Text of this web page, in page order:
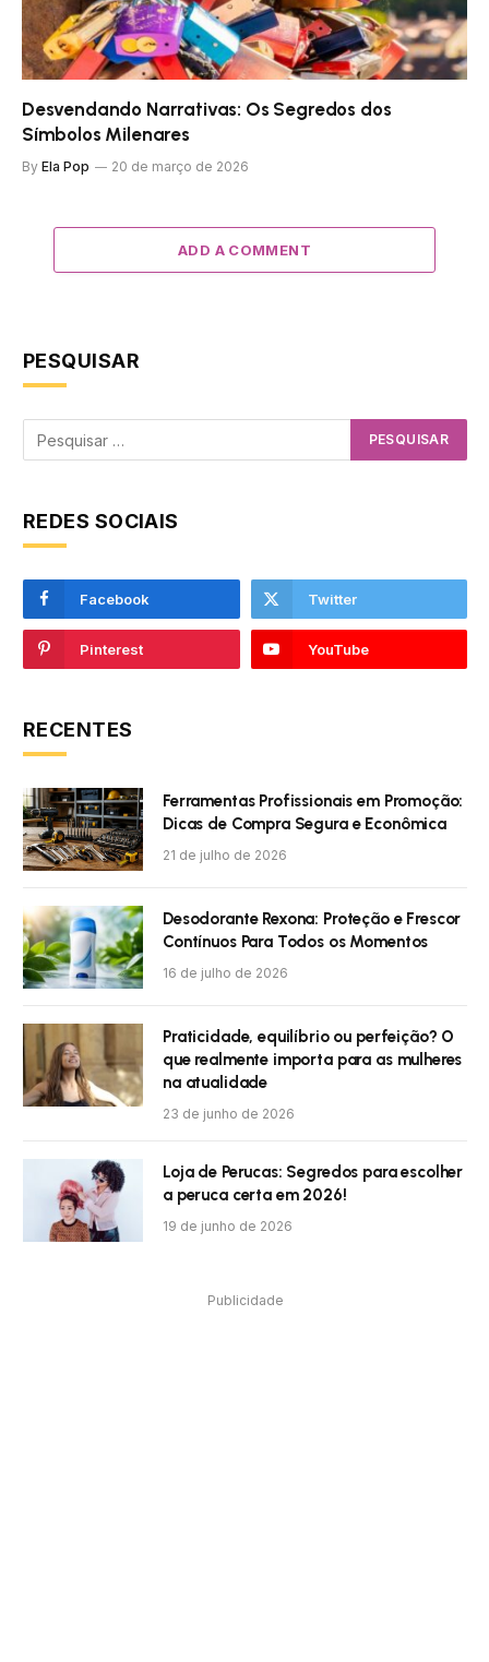
Desvendando Narrativas: Os Segredos dos
Símbolos Milenares
By Ela Pop 20 de março de 2026
ADD A COMMENT
PESQUISAR
REDES SOCIAIS
Facebook Twitter
Pinterest YouTube
RECENTES
Ferramentas Profissionais em Promoção:
Dicas de Compra Segura e Econômica
21 de julho de 2026
Desodorante Rexona: Proteção e Frescor
Contínuos Para Todos os Momentos
16 de julho de 2026
Praticidade, equilíbrio ou perfeição? O
que realmente importa para as mulheres
na atualidade
23 de junho de 2026
Loja de Perucas: Segredos para escolher
a peruca certa em 2026!
19 de junho de 2026
Publicidade